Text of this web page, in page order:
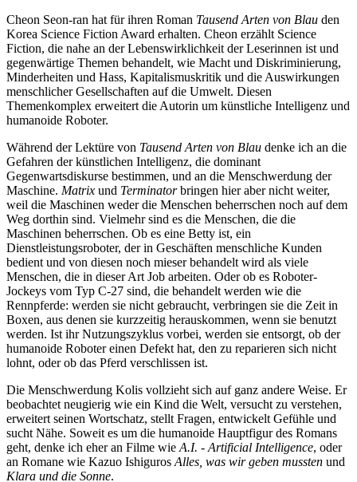
Cheon Seon-ran hat für ihren Roman Tausend Arten von Blau den
Korea Science Fiction Award erhalten. Cheon erzählt Science
Fiction, die nahe an der Lebenswirklichkeit der Leserinnen ist und
gegenwärtige Themen behandelt, wie Macht und Diskriminierung,
Minderheiten und Hass, Kapitalismuskritik und die Auswirkungen
menschlicher Gesellschaften auf die Umwelt. Diesen
Themenkomplex erweitert die Autorin um künstliche Intelligenz und
humanoide Roboter.
Während der Lektüre von Tausend Arten von Blau denke ich an die
Gefahren der künstlichen Intelligenz, die dominant
Gegenwartsdiskurse bestimmen, und an die Menschwerdung der
Maschine. Matrix und Terminatorbringen hier aber nicht weiter,
weil die Maschinen weder die Menschen beherrschen noch auf dem
Weg dorthin sind. Vielmehr sind es die Menschen, die die
Maschinen beherrschen. Ob es eine Betty ist, ein
Dienstleistungsroboter, der in Geschäften menschliche Kunden
bedient und von diesen noch mieser behandelt wird als viele
Menschen, die in dieser Art Job arbeiten. Oder ob es Roboter-
Jockeys vom Typ C-27 sind, die behandelt werden wie die
Rennpferde: werden sie nicht gebraucht, verbringen sie die Zeit in
Boxen, aus denen sie kurzzeitig herauskommen, wenn sie benutzt
werden. Ist ihr Nutzungszyklus vorbei, werden sie entsorgt, ob der
humanoide Roboter einen Defekt hat, den zu reparieren sich nicht
lohnt, oder ob das Pferd verschlissen ist.
Die Menschwerdung Kolis vollzieht sich auf ganz andere Weise. Er
beobachtet neugierig wie ein Kind die Welt, versucht zu verstehen,
erweitert seinen Wortschatz, stellt Fragen, entwickelt Gefühle und
sucht Nähe. Soweit es um die humanoide Hauptfigur des Romans
geht, denke ich eher an Filme wie A.I. - Artificial Intelligence, oder
an Romane wie Kazuo Ishiguros Alles, was wir geben mussten und
Klara und die Sonne.